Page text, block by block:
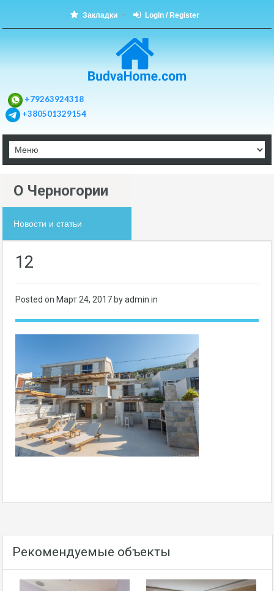
Закладки Login / Register
+79263924318
+380501329154
О Черногории
Новости и статьи
12
Posted on Март 24, 2017 by admin in
Рекомендуемые объекты